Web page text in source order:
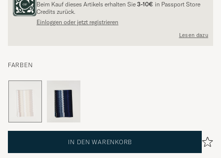
Beim Kauf dieses Artikels erhalten Sie 3-10€ in Passport Store
Credits zurück.
Einloggen oder jetzt registrieren
Lesen dazu
FARBEN
IN DEN WARENKORB